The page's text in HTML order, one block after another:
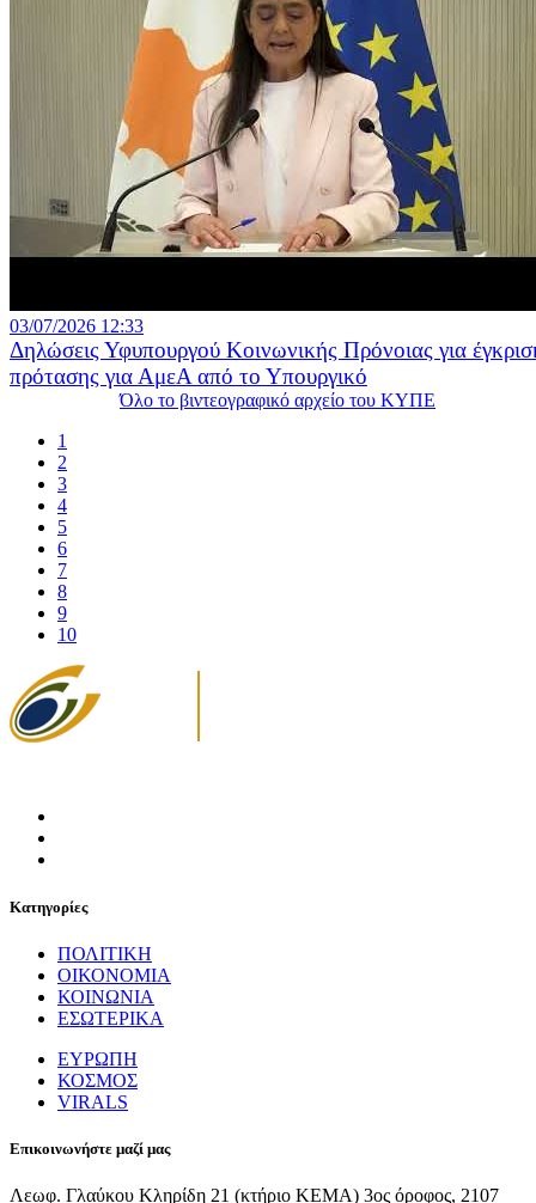
03/07/2026 12:33
Δηλώσεις Υφυπουργού Κοινωνικής Πρόνοιας για
πρότασης για ΑμεΑ από το Υπουργικό
Όλο το βιντεογραφικό αρχείο του ΚΥΠΕ
1
2
3
4
5
6
7
8
9
10
Κατηγορίες
ΠΟΛΙΤΙΚΗ
ΟΙΚΟΝΟΜΙΑ
ΚΟΙΝΩΝΙΑ
ΕΣΩΤΕΡΙΚΑ
ΕΥΡΩΠΗ
ΚΟΣΜΟΣ
VIRALS
Επικοινωνήστε μαζί μας
Λεωφ. Γλαύκου Κληρίδη 21 (κτήριο ΚΕΜΑ) 3ος όροφος, 2107